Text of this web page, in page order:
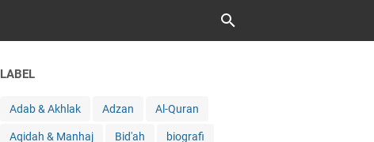
LABEL
Adab & Akhlak Adzan Al-Quran
Aqidah & Manhaj Bid'ah biografi